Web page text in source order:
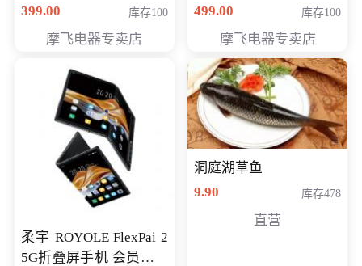
198元
399.00 库存100
摩飞电器专卖店
369元
499.00 库存100
摩飞电器专卖店
柔宇 ROYOLE FlexPai 2
5G折叠屏手机 会员专享
洞庭湖草鱼
9.90
库存478
直营